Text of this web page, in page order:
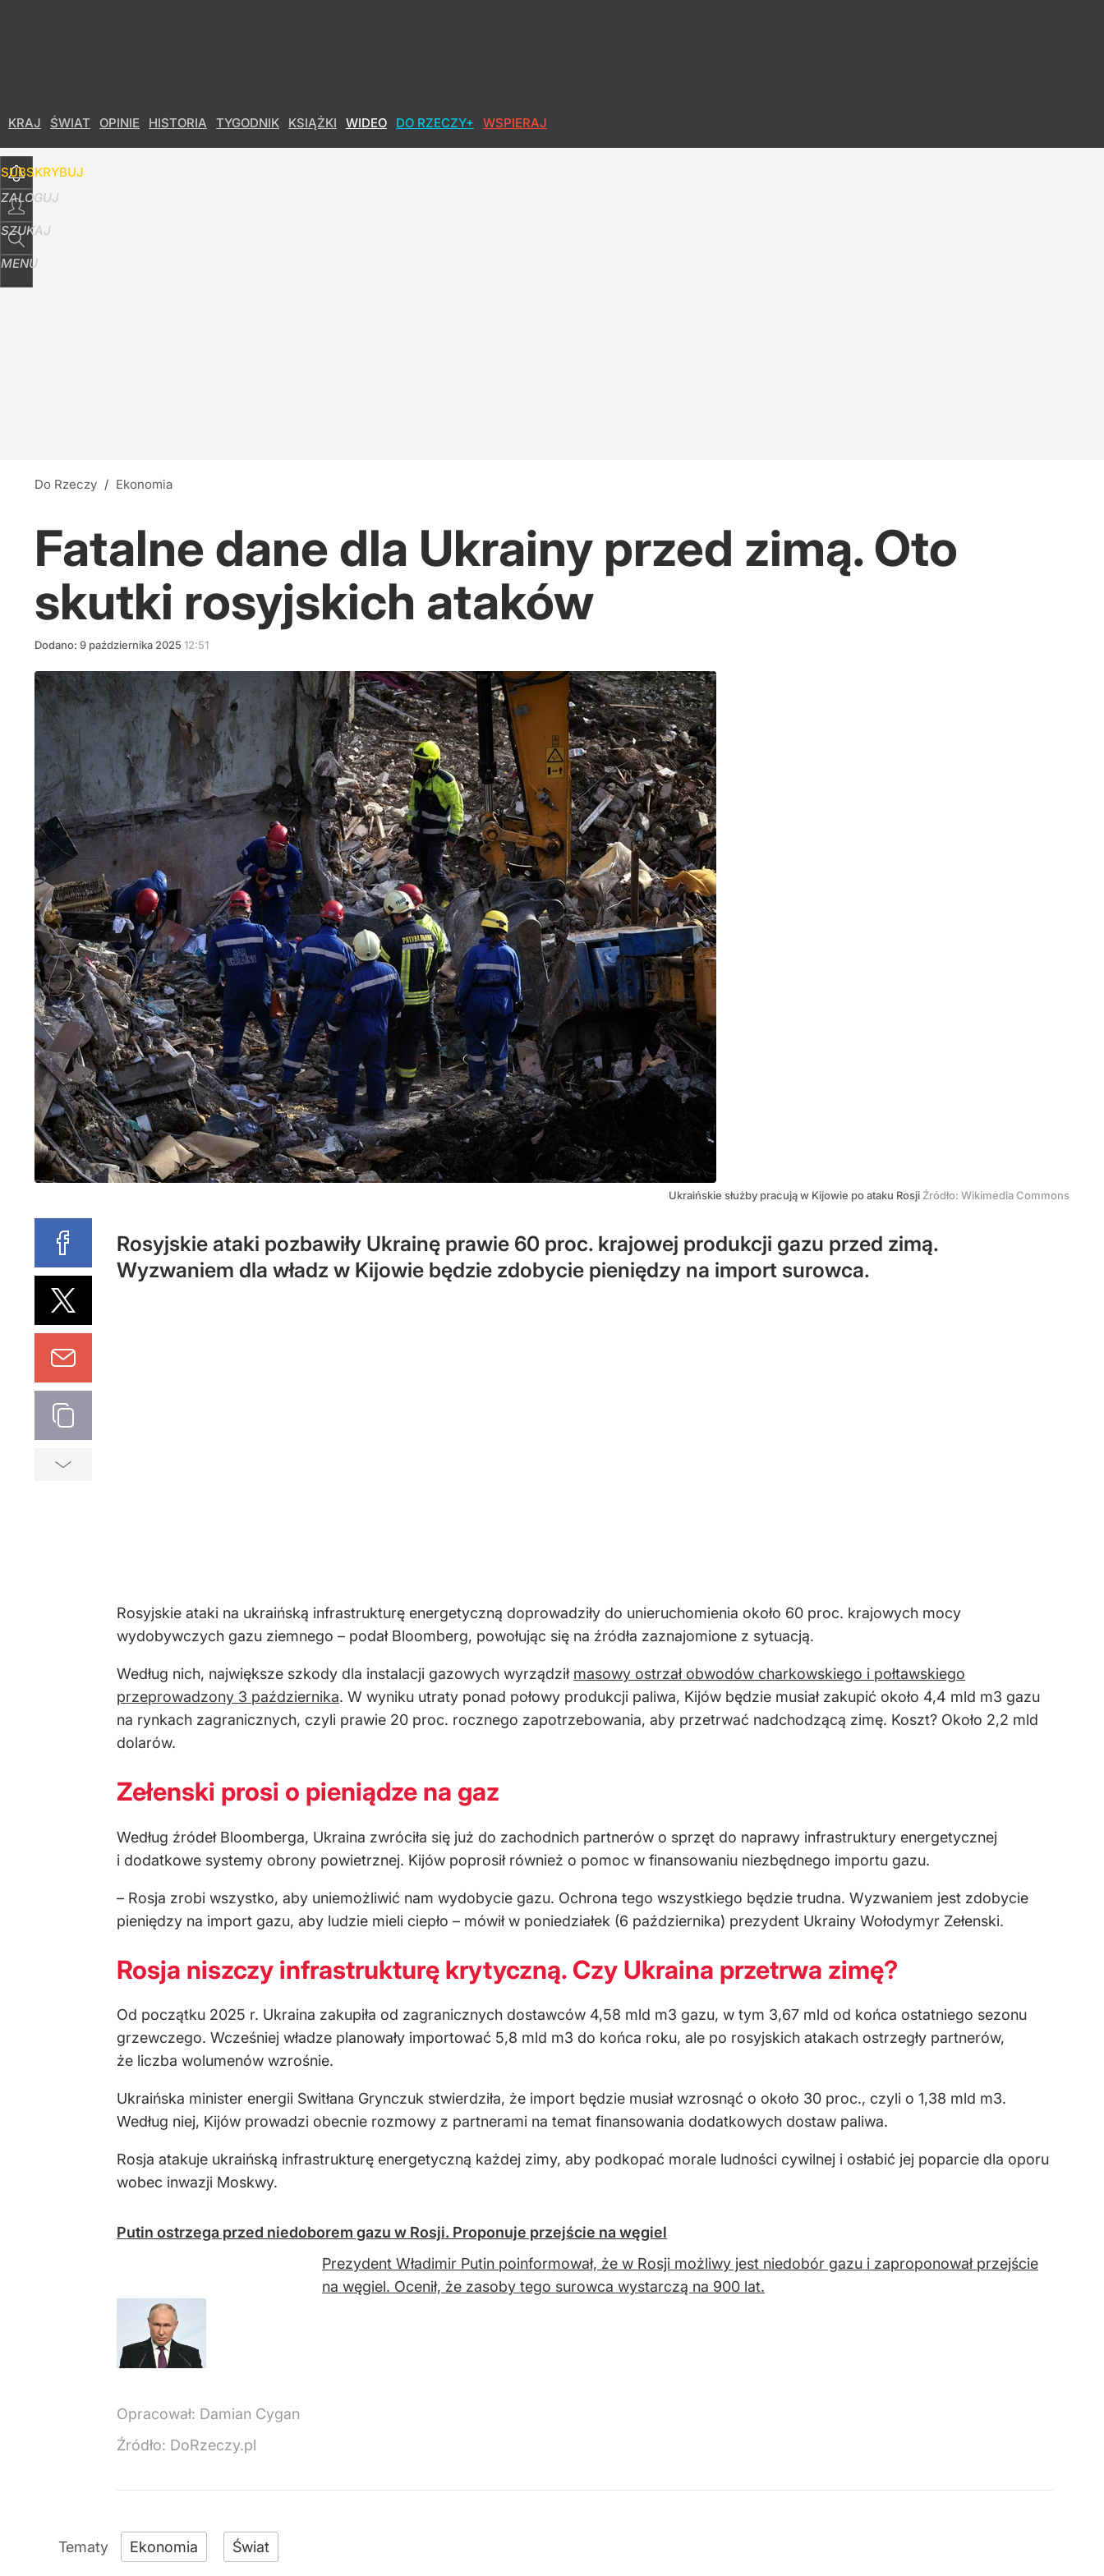
KRAJ ŚWIAT OPINIE HISTORIA TYGODNIK KSIĄŻKI WIDEO DO RZECZY+ WSPIERAJ
SUBSKRYBUJ
ZALOGUJ
SZUKAJ
MENU
Do Rzeczy / Ekonomia
Fatalne dane dla Ukrainy przed zimą. Oto
skutki rosyjskich ataków
Dodano: 9 października 2025 12:51
Ukraińskie służby pracują w Kijowie po ataku Rosji Źródło: Wikimedia Commons
Rosyjskie ataki pozbawiły Ukrainę prawie 60 proc. krajowej produkcji gazu przed zimą.
Wyzwaniem dla władz w Kijowie będzie zdobycie pieniędzy na import surowca.
Rosyjskie ataki na ukraińską infrastrukturę energetyczną doprowadziły do unieruchomienia około 60 proc. krajowych mocy
wydobywczych gazu ziemnego – podał Bloomberg, powołując się na źródła zaznajomione z sytuacją.
Według nich, największe szkody dla instalacji gazowych wyrządził masowy ostrzał obwodów charkowskiego i połtawskiego
przeprowadzony 3 października. W wyniku utraty ponad połowy produkcji paliwa, Kijów będzie musiał zakupić około 4,4 mld m3 gazu
na rynkach zagranicznych, czyli prawie 20 proc. rocznego zapotrzebowania, aby przetrwać nadchodzącą zimę. Koszt? Około 2,2 mld
dolarów.
Zełenski prosi o pieniądze na gaz
Według źródeł Bloomberga, Ukraina zwróciła się już do zachodnich partnerów o sprzęt do naprawy infrastruktury energetycznej
i dodatkowe systemy obrony powietrznej. Kijów poprosił również o pomoc w finansowaniu niezbędnego importu gazu.
– Rosja zrobi wszystko, aby uniemożliwić nam wydobycie gazu. Ochrona tego wszystkiego będzie trudna. Wyzwaniem jest zdobycie
pieniędzy na import gazu, aby ludzie mieli ciepło – mówił w poniedziałek (6 października) prezydent Ukrainy Wołodymyr Zełenski.
Rosja niszczy infrastrukturę krytyczną. Czy Ukraina przetrwa zimę?
Od początku 2025 r. Ukraina zakupiła od zagranicznych dostawców 4,58 mld m3 gazu, w tym 3,67 mld od końca ostatniego sezonu
grzewczego. Wcześniej władze planowały importować 5,8 mld m3 do końca roku, ale po rosyjskich atakach ostrzegły partnerów,
że liczba wolumenów wzrośnie.
Ukraińska minister energii Switłana Grynczuk stwierdziła, że import będzie musiał wzrosnąć o około 30 proc., czyli o 1,38 mld m3.
Według niej, Kijów prowadzi obecnie rozmowy z partnerami na temat finansowania dodatkowych dostaw paliwa.
Rosja atakuje ukraińską infrastrukturę energetyczną każdej zimy, aby podkopać morale ludności cywilnej i osłabić jej poparcie dla oporu
wobec inwazji Moskwy.
Putin ostrzega przed niedoborem gazu w Rosji. Proponuje przejście na węgiel
Prezydent Władimir Putin poinformował, że w Rosji możliwy jest niedobór gazu i zaproponował przejście
na węgiel. Ocenił, że zasoby tego surowca wystarczą na 900 lat.
Opracował: Damian Cygan
Źródło: DoRzeczy.pl
Ekonomia Świat